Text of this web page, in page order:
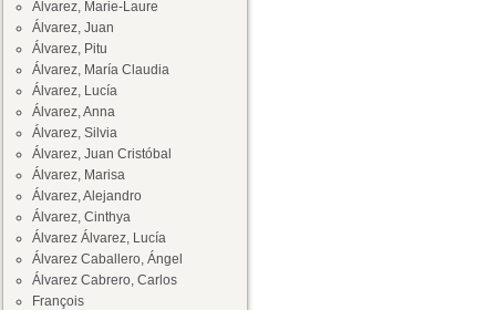
Alvarez, Marie-Laure
Álvarez, Juan
Álvarez, Pitu
Álvarez, María Claudia
Álvarez, Lucía
Álvarez, Anna
Álvarez, Silvia
Álvarez, Juan Cristóbal
Álvarez, Marisa
Álvarez, Alejandro
Álvarez, Cinthya
Álvarez Álvarez, Lucía
Álvarez Caballero, Ángel
Álvarez Cabrero, Carlos
François